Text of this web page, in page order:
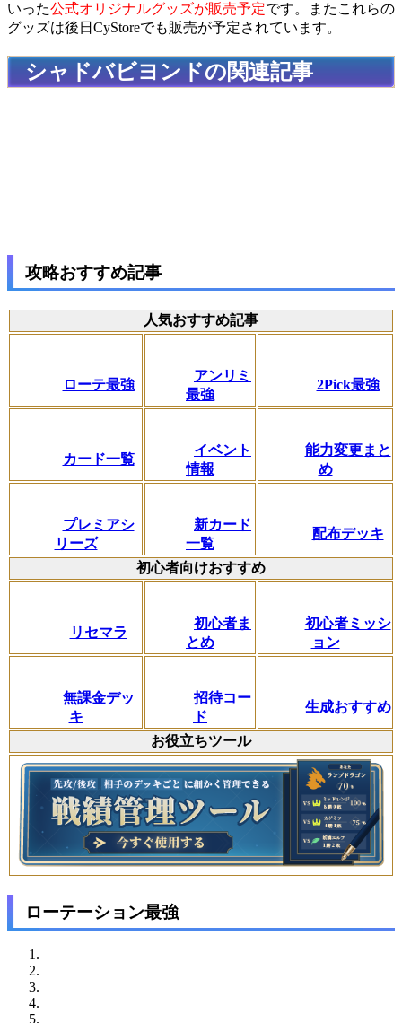
いった公式オリジナルグッズが販売予定です。またこれらの
グッズは後日CyStoreでも販売が予定されています。
シャドバビヨンドの関連記事
攻略おすすめ記事
人気おすすめ記事
ローテ最強
アンリミ
最強
2Pick最強
カード一覧
イベント
情報
能力変更まと
め
プレミアシ
リーズ
新カード
一覧
配布デッキ
初心者向けおすすめ
リセマラ
初心者ま
とめ
初心者ミッシ
ョン
無課金デッ
キ
招待コー
ド
生成おすすめ
お役立ちツール
ローテーション最強